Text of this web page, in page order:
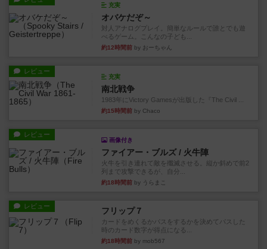
充実
オバケだぞ～
対人アナログプレイ。簡単なルールで誰とでも遊
べるゲーム。こんなの子ども...
約12時間前 by おーちゃん
レビュー
充実
南北戦争
1983年にVictory Gamesが出版した『The Civil ...
約15時間前 by Chaco
レビュー
画像付き
ファイアー・ブルズ / 火牛陣
火牛を引き連れて敵を殲滅させる。縦か斜めで前2
列まで攻撃できるが、自分...
約18時間前 by うらまこ
レビュー フリップ７
カードをめくるかパスをするかを決めてパスした
時のカード数字が得点になる...
約18時間前 by mob567